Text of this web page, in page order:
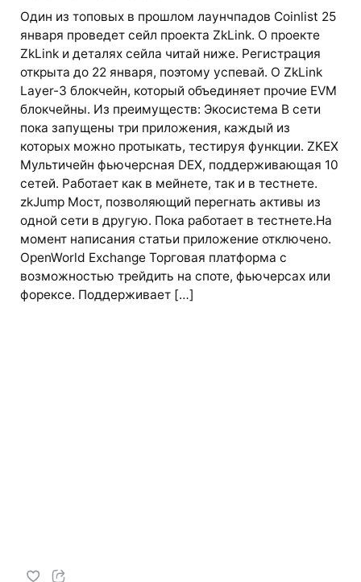
Один из топовых в прошлом лаунчпадов Coinlist 25
января проведет сейл проекта ZkLink. О проекте
ZkLink и деталях сейла читай ниже. Регистрация
открыта до 22 января, поэтому успевай. О ZkLink
Layer-3 блокчейн, который объединяет прочие EVM
блокчейны. Из преимуществ: Экосистема В сети
пока запущены три приложения, каждый из
которых можно протыкать, тестируя функции. ZKEX
Мультичейн фьючерсная DEX, поддерживающая 10
сетей. Работает как в мейнете, так и в тестнете.
zkJump Мост, позволяющий перегнать активы из
одной сети в другую. Пока работает в тестнете.На
момент написания статьи приложение отключено.
OpenWorld Exchange Торговая платформа с
возможностью трейдить на споте, фьючерсах или
форексе. Поддерживает […]